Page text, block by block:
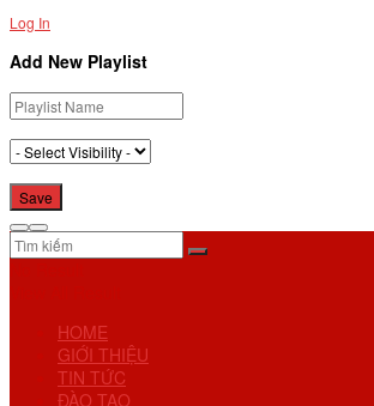
Log In
Add New Playlist
HOME
GIỚI THIỆU
TIN TỨC
ĐÀO TẠO